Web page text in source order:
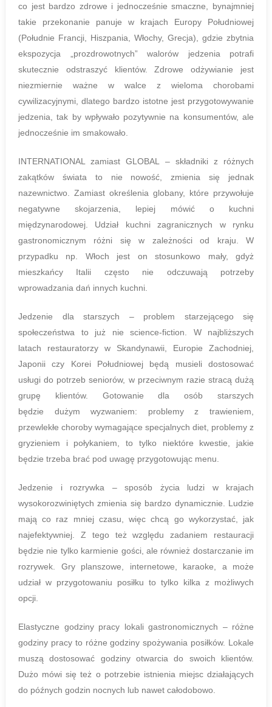
co jest bardzo zdrowe i jednocześnie smaczne, bynajmniej
takie przekonanie panuje w krajach Europy Południowej
(Południe Francji, Hiszpania, Włochy, Grecja), gdzie zbytnia
ekspozycja „prozdrowotnych” walorów jedzenia potrafi
skutecznie odstraszyć klientów. Zdrowe odżywianie jest
niezmiernie ważne w walce z wieloma chorobami
cywilizacyjnymi, dlatego bardzo istotne jest przygotowywanie
jedzenia, tak by wpływało pozytywnie na konsumentów, ale
jednocześnie im smakowało.
INTERNATIONAL zamiast GLOBAL – składniki z różnych
zakątków świata to nie nowość, zmienia się jednak
nazewnictwo. Zamiast określenia globany, które przywołuje
negatywne skojarzenia, lepiej mówić o kuchni
międzynarodowej. Udział kuchni zagranicznych w rynku
gastronomicznym różni się w zależności od kraju. W
przypadku np. Włoch jest on stosunkowo mały, gdyż
mieszkańcy Italii często nie odczuwają potrzeby
wprowadzania dań innych kuchni.
Jedzenie dla starszych – problem starzejącego się
społeczeństwa to już nie science-fiction. W najbliższych
latach restauratorzy w Skandynawii, Europie Zachodniej,
Japonii czy Korei Południowej będą musieli dostosować
usługi do potrzeb seniorów, w przeciwnym razie stracą dużą
grupę klientów. Gotowanie dla osób starszych
będzie dużym wyzwaniem: problemy z trawieniem,
przewlekłe choroby wymagające specjalnych diet, problemy z
gryzieniem i połykaniem, to tylko niektóre kwestie, jakie
będzie trzeba brać pod uwagę przygotowując menu.
Jedzenie i rozrywka – sposób życia ludzi w krajach
wysokorozwiniętych zmienia się bardzo dynamicznie. Ludzie
mają co raz mniej czasu, więc chcą go wykorzystać, jak
najefektywniej. Z tego też względu zadaniem restauracji
będzie nie tylko karmienie gości, ale również dostarczanie im
rozrywek. Gry planszowe, internetowe, karaoke, a może
udział w przygotowaniu posiłku to tylko kilka z możliwych
opcji.
Elastyczne godziny pracy lokali gastronomicznych – różne
godziny pracy to różne godziny spożywania posiłków. Lokale
muszą dostosować godziny otwarcia do swoich klientów.
Dużo mówi się też o potrzebie istnienia miejsc działających
do późnych godzin nocnych lub nawet całodobowo.